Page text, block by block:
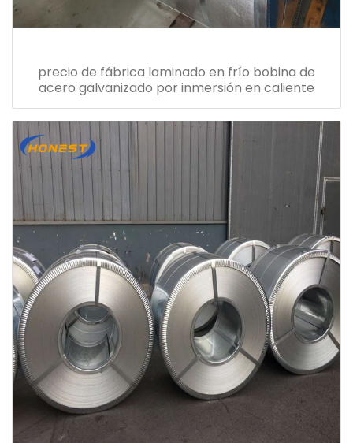
precio de fábrica laminado en frío bobina de
acero galvanizado por inmersión en caliente